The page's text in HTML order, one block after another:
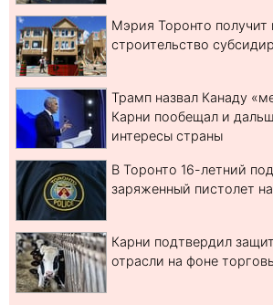
Мэрия Торонто
строительство
Трамп назвал Канаду
Карни пообещал и
интересы страны
В Торонто 16-летний
заряженный пистолет
Карни подтвердил
отрасли на фоне